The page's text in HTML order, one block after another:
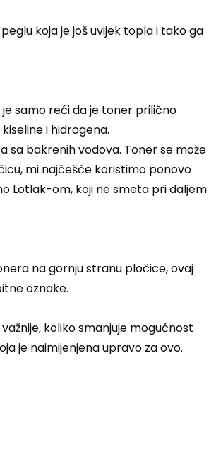
koja je još uvijek topla i tako ga
samo reći da je toner prilično
i hidrogena.
sa bakrenih vodova. Toner se može
mi najčešće koristimo ponovo
Lotlak-om, koji ne smeta pri daljem
na gornju stranu pločice, ovaj
oznake.
koliko smanjuje mogućnost
je naimijenjena upravo za ovo.